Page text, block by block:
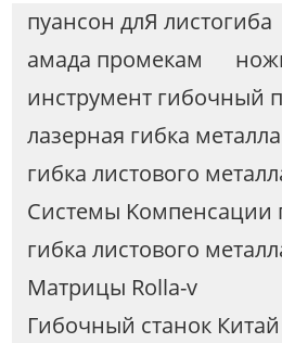
пуансон длЯ листогиба
амада промекам
инструмент гибочный
лазерная гибка металла
гибка листового
Cистемы Kомпенсации
гибка листового
Матрицы Rolla-v
Гибочный станок Китай